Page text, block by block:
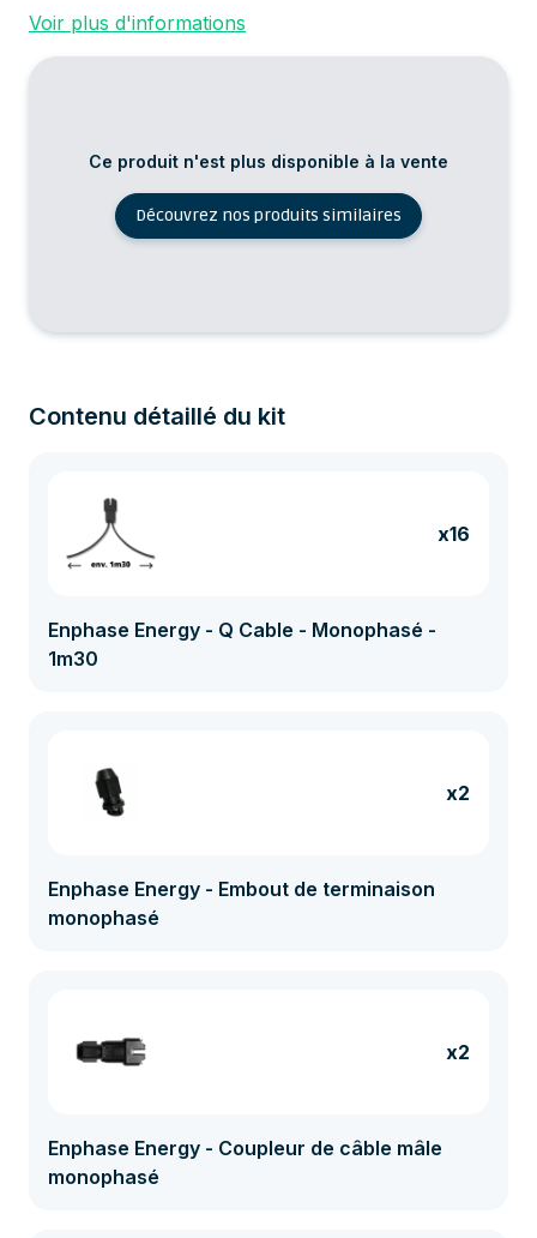
Voir plus d'informations
Ce produit n'est plus disponible à la vente
Découvrez nos produits similaires
Contenu détaillé du kit
x16
Enphase Energy - Q Cable - Monophasé -
1m30
x2
Enphase Energy - Embout de terminaison
monophasé
x2
Enphase Energy - Coupleur de câble mâle
monophasé